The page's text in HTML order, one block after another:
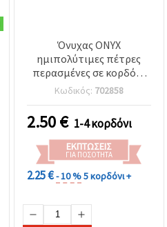
Όνυχας ONYX
ημιπολύτιμες πέτρες
περασμένες σε κορδόνι
5-7 mm ~ 80 cm
Κωδικός: 702858
2.50€ 1-4 κορδόνι
ΕΚΠΤΏΣΕΙΣ
ΓΙΑ ΠΟΣΌΤΗΤΑ
2.25 €- 10 %5 κορδόνι +